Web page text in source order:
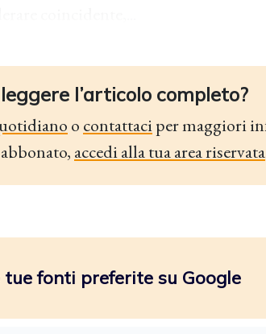
l’articolo completo?
o contattaciper maggiori
accedi alla tua area riservata
fonti preferite su Google